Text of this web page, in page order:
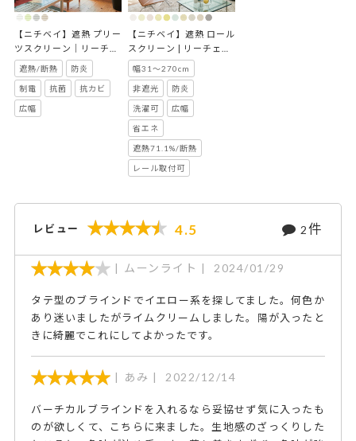
【ニチベイ】遮熱 プリー
ツスクリーン｜リーチェ
遮熱
遮熱/断熱 防炎
制電 抗菌 抗カビ
広幅
【ニチベイ】遮熱 ロール
スクリーン | リーチェ遮
熱
幅31～270cm
非遮光 防炎
洗濯可 広幅
省エネ
遮熱71.1%/断熱
レール取付可
レビュー 4.5 2件
ムーンライト 2024/01/29
タテ型のブラインドでイエロー系を探してました。何色か
あり迷いましたがライムクリームしました。陽が入ったと
きに綺麗でこれにしてよかったです。
あみ 2022/12/14
バーチカルブラインドを入れるなら妥協せず気に入ったも
のが欲しくて、こちらに来ました。生地感のざっくりした